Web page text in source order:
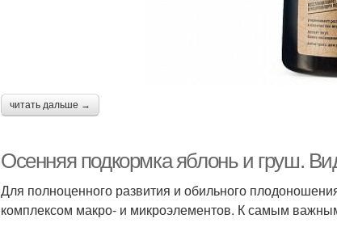
читать дальше →
Осенняя подкормка яблонь и груш.
Для полноценного развития и обильного
комплексом макро- и микроэлементов. К самым